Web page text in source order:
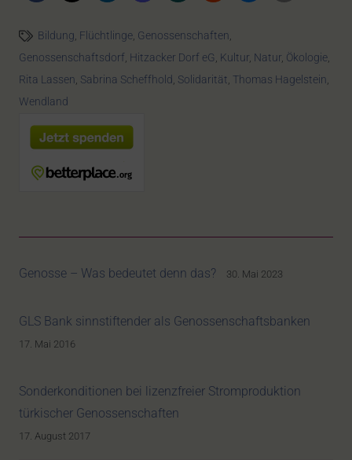
Bildung, Flüchtlinge, Genossenschaften,
Genossenschaftsdorf, Hitzacker Dorf eG, Kultur, Natur, Ökologie,
Rita Lassen, Sabrina Scheffhold, Solidarität, Thomas Hagelstein,
Wendland
Genosse – Was bedeutet denn das? 30. Mai 2023
GLS Bank sinnstiftender als Genossenschaftsbanken
17. Mai 2016
Sonderkonditionen bei lizenzfreier Stromproduktion
türkischer Genossenschaften
17. August 2017